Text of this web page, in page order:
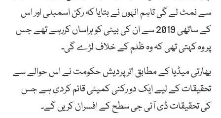
سے نمٹ لے گی تاہم انہوں نے بتایا کہ رکن اسمبلی اور اس
کے ساتھی 2019 سے ان کی بیٹی کو ہراساں کررہے تھے جس
پر وہ کہتی تھی کہ وہ ظلم کے خلاف لڑے گی۔
بھارتی میڈیا کے مطابق اتر پردیش حکومت نے اس حوالے سے
تحقیقات کے لیے ایک دو رکنی کمیٹی قائم کردی ہے جس
کی تحقیقات ڈی آئی جی سطح کے افسران کریں گے۔